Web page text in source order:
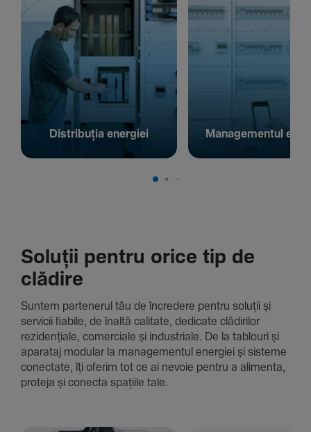
Distribuția energiei Managementul
Soluții pentru orice tip de
clădire
Suntem parte­nerul tău de încre­dere pentru soluții și
servicii fiabile, de înaltă cali­tate, dedi­cate clădi­rilor
rezi­den­țiale, comer­ciale și indus­triale. De la tablouri și
aparataj modular la managementul energiei și sisteme
conec­tate, îți oferim tot ce ai nevoie pentru a alimenta,
proteja și conecta spațiile tale.